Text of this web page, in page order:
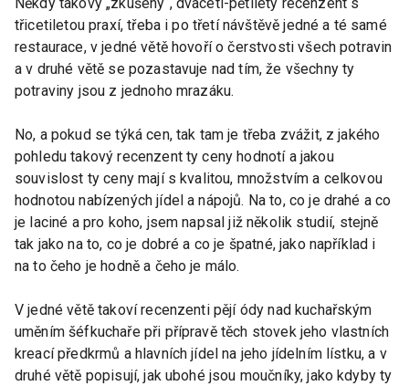
třicetiletou praxí, třeba i po třetí návštěvě jedné a té samé
restaurace, v jedné větě hovoří o čerstvosti všech potravin
a v druhé větě se pozastavuje nad tím, že všechny ty
potraviny jsou z jednoho mrazáku.
No, a pokud se týká cen, tak tam je třeba zvážit, z jakého
pohledu takový recenzent ty ceny hodnotí a jakou
souvislost ty ceny mají s kvalitou, množstvím a celkovou
hodnotou nabízených jídel a nápojů. Na to, co je drahé a co
je laciné a pro koho, jsem napsal již několik studií, stejně
tak jako na to, co je dobré a co je špatné, jako například i
na to čeho je hodně a čeho je málo.
V jedné větě takoví recenzenti pějí ódy nad kuchařským
uměním šéfkuchaře při přípravě těch stovek jeho vlastních
kreací předkrmů a hlavních jídel na jeho jídelním lístku, a v
druhé větě popisují, jak ubohé jsou moučníky, jako kdyby ty